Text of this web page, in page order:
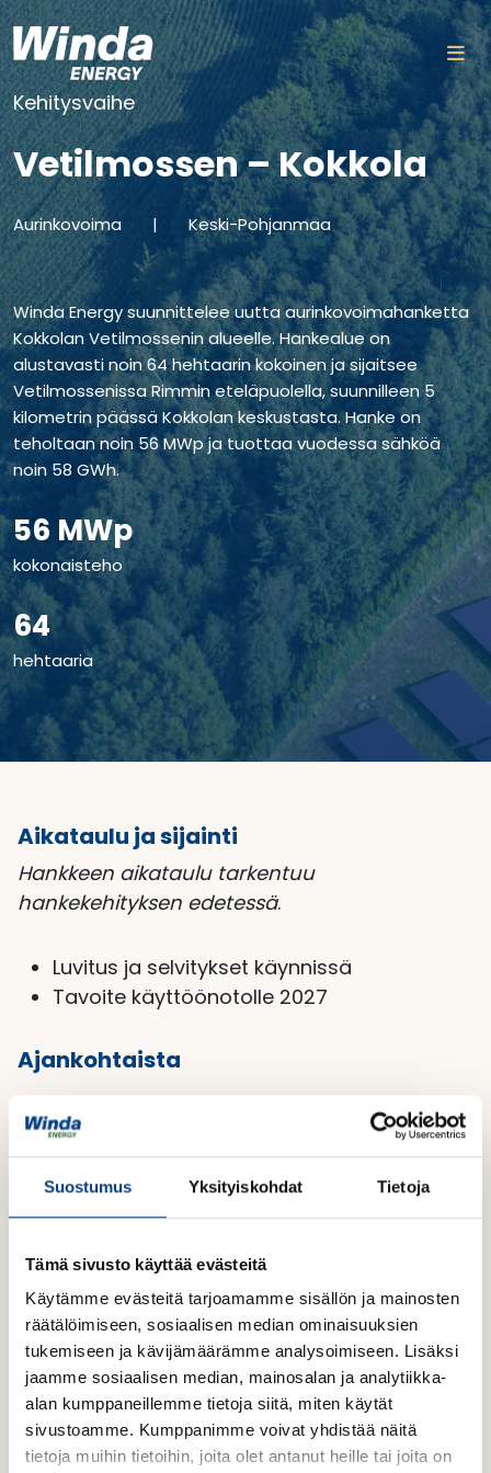
Suostumus Yksityiskohdat Tietoja
Tämä sivusto käyttää evästeitä
Käytämme evästeitä tarjoamamme sisällön ja mainosten
räätälöimiseen, sosiaalisen median ominaisuuksien
tukemiseen ja kävijämäärämme analysoimiseen. Lisäksi
jaamme sosiaalisen median, mainosalan ja analytiikka-
alan kumppaneillemme tietoja siitä, miten käytät
sivustoamme. Kumppanimme voivat yhdistää näitä
tietoja muihin tietoihin, joita olet antanut heille tai joita on
Siirry sisältöön
Kehitysvaihe
Vetilmossen – Kokkola
Aurinkovoima | Keski-Pohjanmaa
Winda Energy suunnittelee uutta aurinkovoimahanketta
Kokkolan Vetilmossenin alueelle. Hankealue on
alustavasti noin 64 hehtaarin kokoinen ja sijaitsee
Vetilmossenissa Rimmin eteläpuolella, suunnilleen 5
kilometrin päässä Kokkolan keskustasta. Hanke on
teholtaan noin 56 MWp ja tuottaa vuodessa sähköä
noin 58 GWh.
56 MWp
kokonaisteho
64
hehtaaria
Aikataulu ja sijainti
Hankkeen aikataulu tarkentuu
hankekehityksen edetessä.
Luvitus ja selvitykset käynnissä
Tavoite käyttöönotolle 2027
Ajankohtaista
9/24
Järjestämme 4. syyskuuta klo 17–19
Sokos Hotel Kaarlessa infotilaisuuden,
jossa käydään läpi hankesuunnitelmia ja
vastataan niitä koskeviin kysymyksiin.